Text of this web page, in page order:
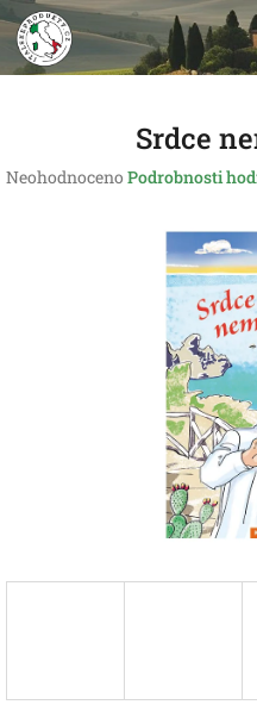
Přejít
na
obsah
Srdce
Průměrné
Neohodnoceno Podrobnosti